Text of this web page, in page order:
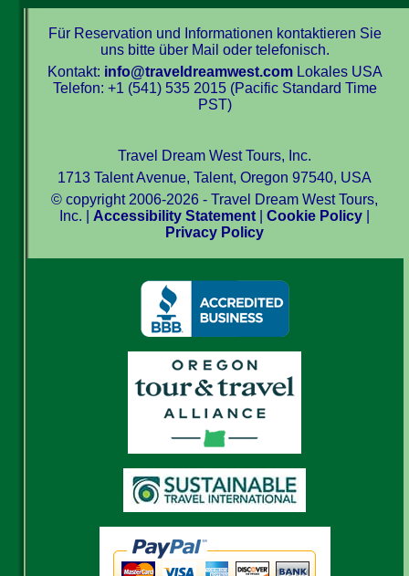
Für Reservation und Informationen kontaktieren Sie
uns bitte über Mail oder telefonisch.
Kontakt: info@traveldreamwest.comLokales USA
Telefon: +1 (541) 535 2015 (Pacific Standard Time
PST)
Travel Dream West Tours, Inc.
1713 Talent Avenue, Talent, Oregon 97540, USA
© copyright 2006-2026 - Travel Dream West Tours,
Inc. | Accessibility Statement |Cookie Policy
Privacy Policy